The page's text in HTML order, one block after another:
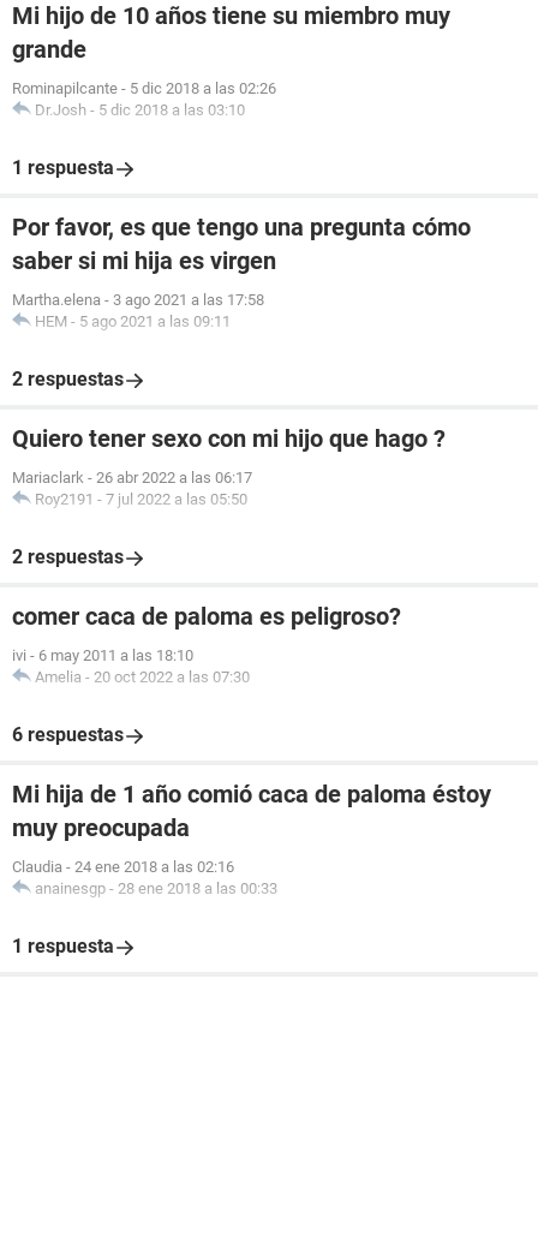
Mi hijo de 10 años tiene su miembro muy
grande
Rominapilcante - 5 dic 2018 a las 02:26
Dr.Josh - 5 dic 2018 a las 03:10
1 respuesta
Por favor, es que tengo una pregunta cómo
saber si mi hija es virgen
Martha.elena - 3 ago 2021 a las 17:58
HEM - 5 ago 2021 a las 09:11
2 respuestas
Quiero tener sexo con mi hijo que hago ?
Mariaclark - 26 abr 2022 a las 06:17
Roy2191 - 7 jul 2022 a las 05:50
2 respuestas
comer caca de paloma es peligroso?
ivi - 6 may 2011 a las 18:10
Amelia - 20 oct 2022 a las 07:30
6 respuestas
Mi hija de 1 año comió caca de paloma éstoy
muy preocupada
Claudia - 24 ene 2018 a las 02:16
anainesgp - 28 ene 2018 a las 00:33
1 respuesta